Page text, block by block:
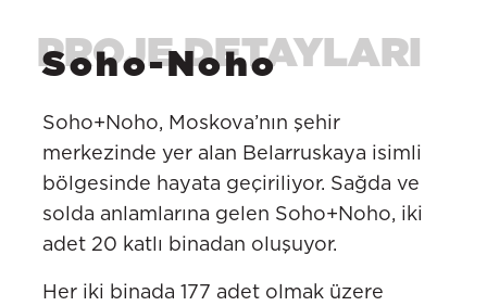
Soho-Noho
Soho+Noho, Moskova’nın şehir
merkezinde yer alan Belarruskaya isimli
bölgesinde hayata geçiriliyor. Sağda ve
solda anlamlarına gelen Soho+Noho, iki
adet 20 katlı binadan oluşuyor.
Her iki binada 177 adet olmak üzere